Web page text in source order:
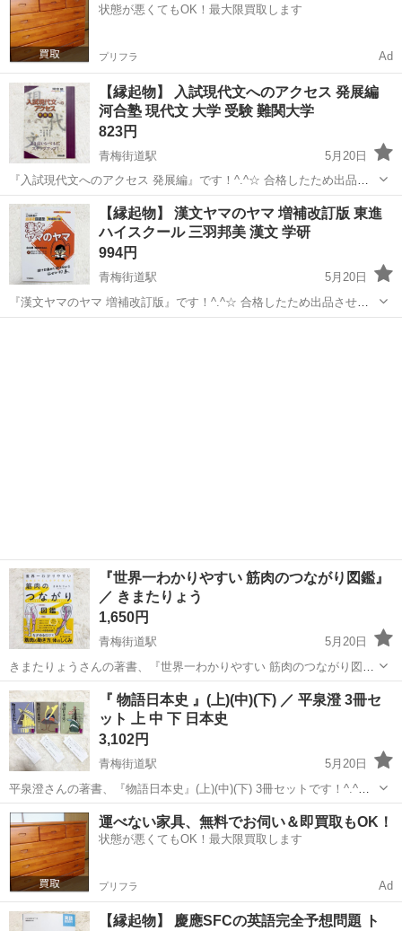
さい。 ※素人...
状態が悪くてもOK！最大限買取します
プリフラ Ad
【縁起物】 入試現代文へのアクセス 発展編
河合塾 現代文 大学 受験 難関大学
823円
青梅街道駅
5月20日
『入試現代文へのアクセス 発展編』です！^.^☆ 合格したため出品さ
せていただきます。 書き込みは一切ありません。 ※中古品であるとい
うことをご理解の上、気になさらない方のみ、ご購入をお願いしま
す。神経質な方は念のため...
東京 小平市 青梅街道駅 参考書 教科書
【縁起物】 漢文ヤマのヤマ 増補改訂版 東進
ハイスクール 三羽邦美 漢文 学研
994円
青梅街道駅
5月20日
『漢文ヤマのヤマ 増補改訂版』です！^.^☆ 合格したため出品させて
いただきます。 書き込みは一切ありません。 ※中古品であるというこ
『世界一わかりやすい 筋肉のつながり図鑑』
／ きまたりょう
1,650円
青梅街道駅
5月20日
きまたりょうさんの著書、『世界一わかりやすい 筋肉のつながり図
鑑』です！^.^☆ 帯付きです。 1度だけ読みました。 多少のused感は
あるかと思いますが、お読みいただくのに問題はありません。 ※素人
管理のため、神経質...
東京 小平市 青梅街道駅 医学、薬学、看護 図鑑
『 物語日本史 』(上)(中)(下) ／ 平泉澄 3冊セ
ット 上 中 下 日本史
3,102円
青梅街道駅
5月20日
平泉澄さんの著書、『物語日本史』(上)(中)(下) 3冊セットです！^.^☆
新品購入後、1度も読んでいません。 ※素人管理のため、神経質な方
は念のため購入をお控えください。 #物語日本史 #日本史 #歴史 #学習
#...
東京 小平市 青梅街道駅 歴史、心理、教育 セット
運べない家具、無料でお伺い＆即買取もOK！
状態が悪くてもOK！最大限買取します
プリフラ Ad
【縁起物】 慶應SFCの英語完全予想問題 ト